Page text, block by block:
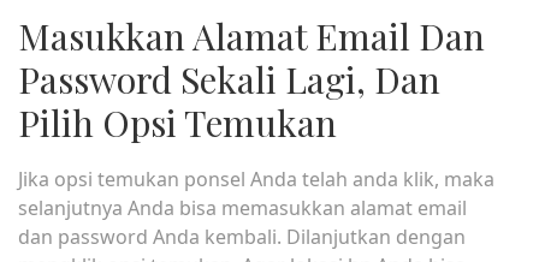
Masukkan Alamat Email Dan
Password Sekali Lagi, Dan
Pilih Opsi Temukan
Jika opsi temukan ponsel Anda telah anda klik, maka
selanjutnya Anda bisa memasukkan alamat email
dan password Anda kembali. Dilanjutkan dengan